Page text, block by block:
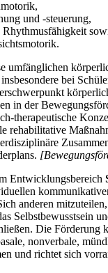
und -steuerung,
Rhythmusfähigkeit
umfänglichen
bei
in der
therapeutische
rehabilitative
Entwicklungsbereich
anderen
Selbstbewusstsein
Die Förderung
nonverbale,
und richtet sich